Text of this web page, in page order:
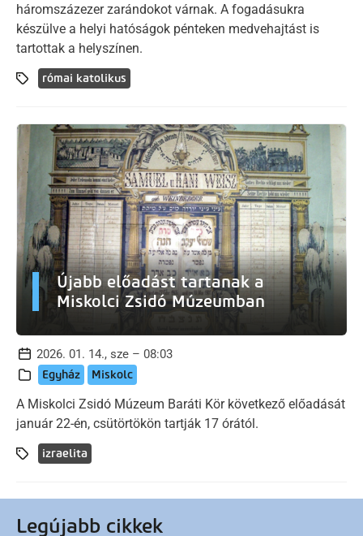
háromszázezer zarándokot várnak. A fogadásukra
készülve a helyi hatóságok pénteken medvehajtást is
tartottak a helyszínen.
római katolikus
Újabb előadást tartanak a
Miskolci Zsidó Múzeumban
2026. 01. 14., sze – 08:03
Egyház Miskolc
A Miskolci Zsidó Múzeum Baráti Kör következő előadását
január 22-én, csütörtökön tartják 17 órától.
izraelita
Legújabb cikkek